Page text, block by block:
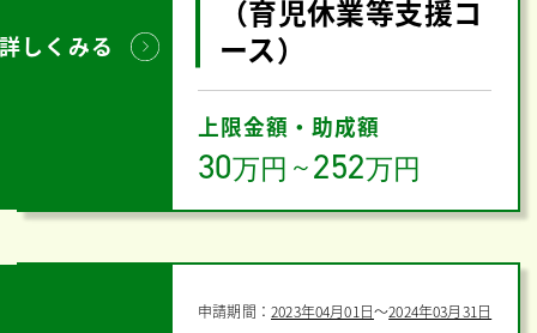
詳しくみる
（育児休業等支援コ
ース）
上限金額・助成額
30万円 ～252万円
申請期間：2023年04月01日〜2024年03月31日